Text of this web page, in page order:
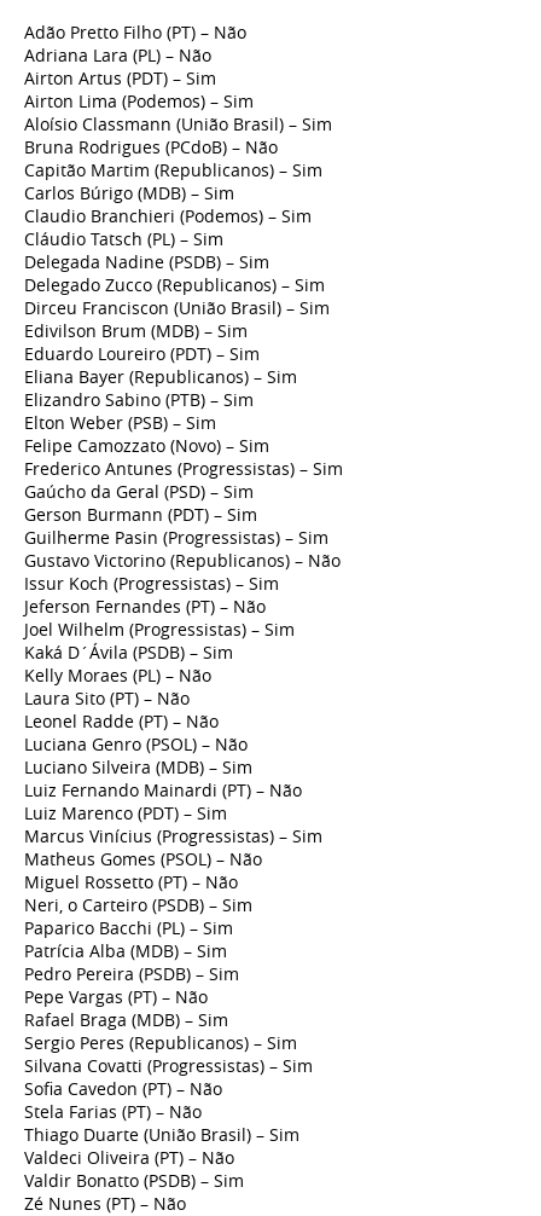
Adão Pretto Filho (PT) – Não
Adriana Lara (PL) – Não
Airton Artus (PDT) – Sim
Airton Lima (Podemos) – Sim
Aloísio Classmann (União Brasil) – Sim
Bruna Rodrigues (PCdoB) – Não
Capitão Martim (Republicanos) – Sim
Carlos Búrigo (MDB) – Sim
Claudio Branchieri (Podemos) – Sim
Cláudio Tatsch (PL) – Sim
Delegada Nadine (PSDB) – Sim
Delegado Zucco (Republicanos) – Sim
Dirceu Franciscon (União Brasil) – Sim
Edivilson Brum (MDB) – Sim
Eduardo Loureiro (PDT) – Sim
Eliana Bayer (Republicanos) – Sim
Elizandro Sabino (PTB) – Sim
Elton Weber (PSB) – Sim
Felipe Camozzato (Novo) – Sim
Frederico Antunes (Progressistas) – Sim
Gaúcho da Geral (PSD) – Sim
Gerson Burmann (PDT) – Sim
Guilherme Pasin (Progressistas) – Sim
Gustavo Victorino (Republicanos) – Não
Issur Koch (Progressistas) – Sim
Jeferson Fernandes (PT) – Não
Joel Wilhelm (Progressistas) – Sim
Kaká D´Ávila (PSDB) – Sim
Kelly Moraes (PL) – Não
Laura Sito (PT) – Não
Leonel Radde (PT) – Não
Luciana Genro (PSOL) – Não
Luciano Silveira (MDB) – Sim
Luiz Fernando Mainardi (PT) – Não
Luiz Marenco (PDT) – Sim
Marcus Vinícius (Progressistas) – Sim
Matheus Gomes (PSOL) – Não
Miguel Rossetto (PT) – Não
Neri, o Carteiro (PSDB) – Sim
Paparico Bacchi (PL) – Sim
Patrícia Alba (MDB) – Sim
Pedro Pereira (PSDB) – Sim
Pepe Vargas (PT) – Não
Rafael Braga (MDB) – Sim
Sergio Peres (Republicanos) – Sim
Silvana Covatti (Progressistas) – Sim
Sofia Cavedon (PT) – Não
Stela Farias (PT) – Não
Thiago Duarte (União Brasil) – Sim
Valdeci Oliveira (PT) – Não
Valdir Bonatto (PSDB) – Sim
Zé Nunes (PT) – Não